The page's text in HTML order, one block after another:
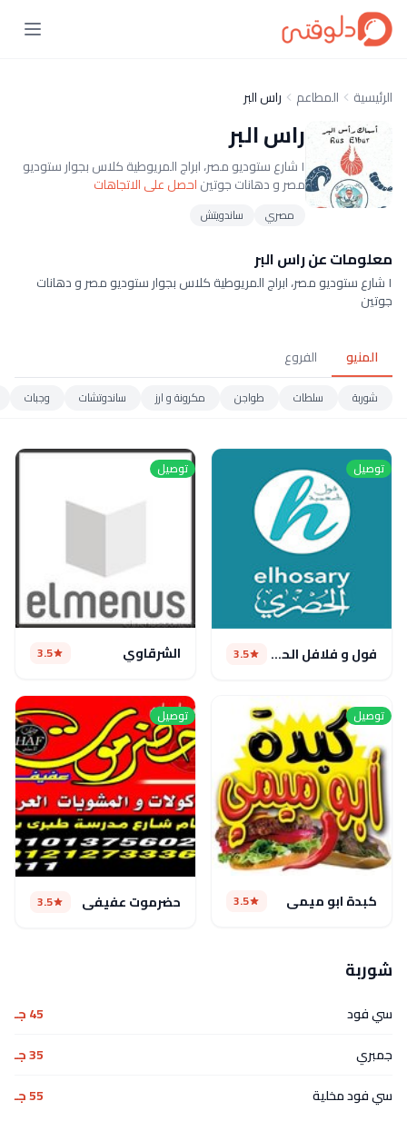
الرئيسية المطاعم راس البر
راس البر
١ شارع ستوديو مصر، ابراج المريوطية كلاس بجوار ستوديو
مصر و دهانات جوتيناحصل على الاتجاهات
مصري ساندويتش
معلومات عن راس البر
١ شارع ستوديو مصر، ابراج المريوطية كلاس بجوار ستوديو مصر و دهانات
جوتين
المنيو الفروع
شوربة سلطات طواجن مكرونة و ارز ساندوتشات وجبات
توصيل
فول و فلافل الحصرى 3.5
توصيل
الشرقاوي 3.5
توصيل
كبدة ابو ميمي 3.5
توصيل
حضرموت عفيفى 3.5
شوربة
سي فود
45 جـ
جمبري
35 جـ
سي فود مخلية
55 جـ